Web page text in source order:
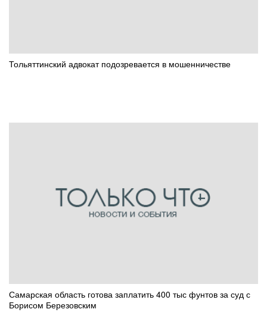
Тольяттинский адвокат подозревается в мошенничестве
Самарская область готова заплатить 400 тыс фунтов за суд с
Борисом Березовским